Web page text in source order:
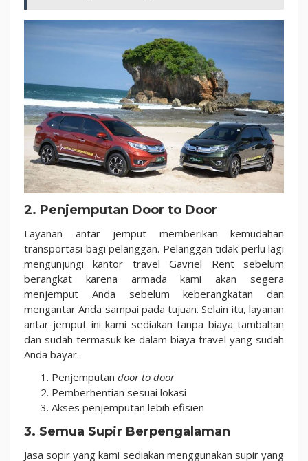
2. Penjemputan Door to Door
Layanan antar jemput memberikan kemudahan
transportasi bagi pelanggan. Pelanggan tidak perlu lagi
mengunjungi kantor travel Gavriel Rent sebelum
berangkat karena armada kami akan segera
menjemput Anda sebelum keberangkatan dan
mengantar Anda sampai pada tujuan. Selain itu, layanan
antar jemput ini kami sediakan tanpa biaya tambahan
dan sudah termasuk ke dalam biaya travel yang sudah
Anda bayar.
Penjemputan door to door
Pemberhentian sesuai lokasi
Akses penjemputan lebih efisien
3. Semua Supir Berpengalaman
Jasa sopir yang kami sediakan menggunakan supir yang